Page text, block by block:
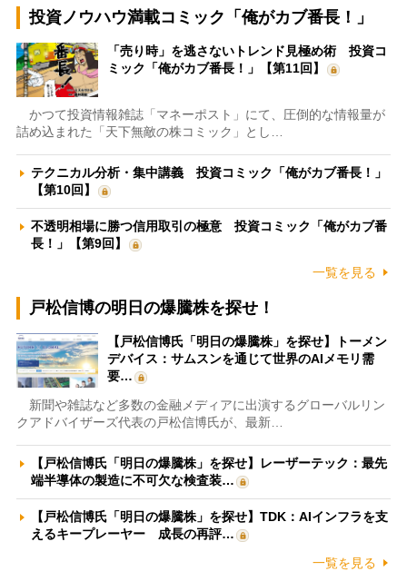
投資ノウハウ満載コミック「俺がカブ番長！」
「売り時」を逃さないトレンド見極め術 投資コ
ミック「俺がカブ番長！」【第11回】
かつて投資情報雑誌「マネーポスト」にて、圧倒的な情報量が
詰め込まれた「天下無敵の株コミック」とし…
テクニカル分析・集中講義 投資コミック「俺がカブ番長！」
【第10回】
不透明相場に勝つ信用取引の極意 投資コミック「俺がカブ番
長！」【第9回】
一覧を見る
戸松信博の明日の爆騰株を探せ！
【戸松信博氏「明日の爆騰株」を探せ】トーメン
デバイス：サムスンを通じて世界のAIメモリ需
要…
新聞や雑誌など多数の金融メディアに出演するグローバルリン
クアドバイザーズ代表の戸松信博氏が、最新…
【戸松信博氏「明日の爆騰株」を探せ】レーザーテック：最先
端半導体の製造に不可欠な検査装…
【戸松信博氏「明日の爆騰株」を探せ】TDK：AIインフラを支
えるキープレーヤー 成長の再評…
一覧を見る